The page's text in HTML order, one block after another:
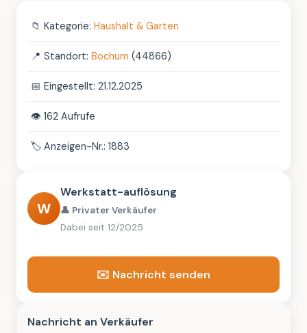
📁 Kategorie: Haushalt & Garten
📍 Standort: Bochum (44866)
📅 Eingestellt: 21.12.2025
👁️ 162 Aufrufe
🏷️ Anzeigen-Nr.: 1883
W
Werkstatt-auflösung
👤 Privater Verkäufer
Dabei seit 12/2025
✉️ Nachricht senden
Nachricht an Verkäufer